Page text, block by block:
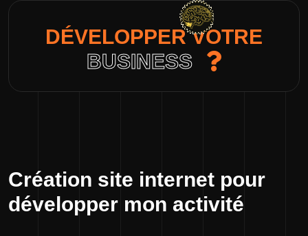
DÉVELOPPER VOTRE
BUSINESS
Création site internet pour
développer mon activité